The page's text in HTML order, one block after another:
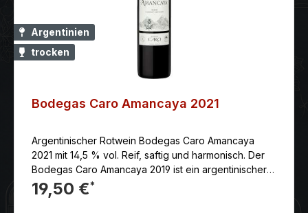
Argentinien
trocken
Bodegas Caro Amancaya 2021
Argentinischer Rotwein Bodegas Caro Amancaya
2021 mit 14,5 % vol. Reif, saftig und harmonisch. Der
Bodegas Caro Amancaya 2019 ist ein argentinischer
Rotwein, der von der renommierten Bodega Caro
produziert wird. Diese Bodega ist das Ergebnis einer
19,50 €*